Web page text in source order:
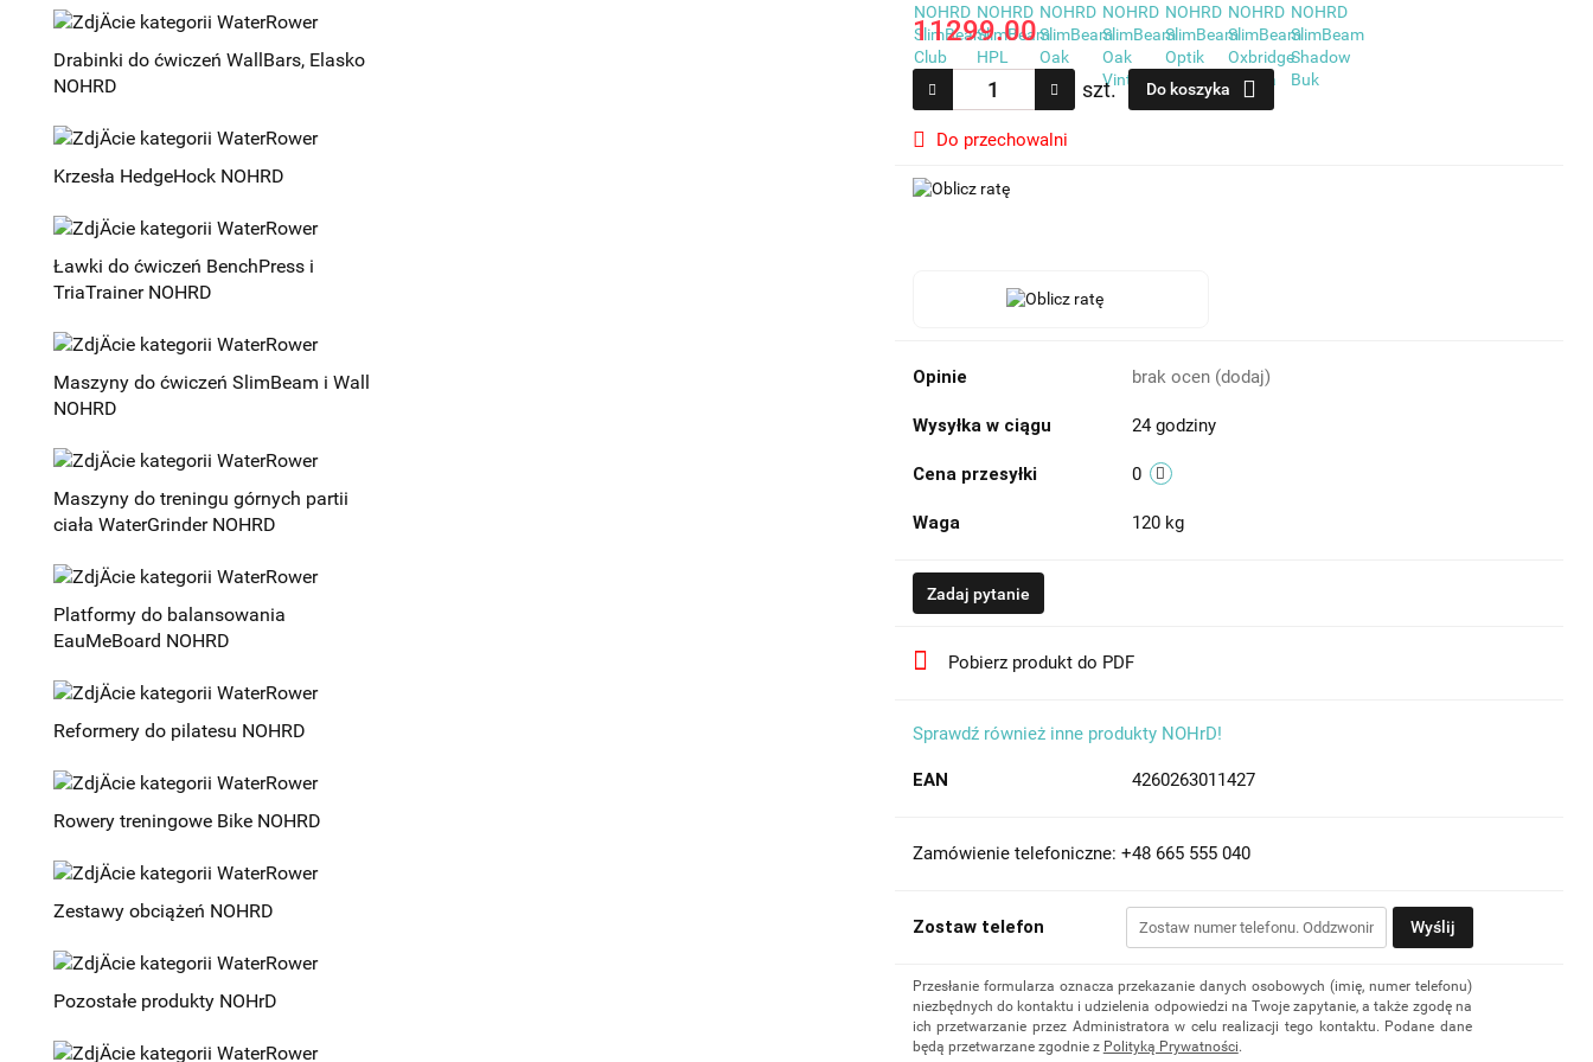
Drabinki do ćwiczeń WallBars, Elasko
NOHRD
Krzesła HedgeHock NOHRD
Ławki do ćwiczeń BenchPress i
TriaTrainer NOHRD
Maszyny do ćwiczeń SlimBeam i Wall
NOHRD
Maszyny do treningu górnych partii
ciała WaterGrinder NOHRD
Platformy do balansowania
EauMeBoard NOHRD
Reformery do pilatesu NOHRD
Rowery treningowe Bike NOHRD
Zestawy obciążeń NOHRD
Pozostałe produkty NOHrD
11299.00
szt. Do koszyka
Do przechowalni
Opinie brak ocen (dodaj)
Wysyłka w ciągu 24 godziny
Cena przesyłki 0
Waga 120 kg
Zadaj pytanie
Pobierz produkt do PDF
Sprawdź również inne produkty NOHrD!
EAN 4260263011427
Zamówienie telefoniczne: +48 665 555 040
Zostaw telefon Wyślij
Przesłanie formularza oznacza przekazanie danych osobowych (imię, numer telefonu)
niezbędnych do kontaktu i udzielenia odpowiedzi na Twoje zapytanie, a także zgodę na
ich przetwarzanie przez Administratora w celu realizacji tego kontaktu. Podane dane
będą przetwarzane zgodnie z Polityką Prywatności.